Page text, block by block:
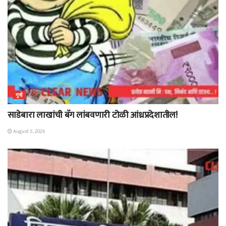
गुन्हे
साडेबारा लाखांची बॅग लांबवणारी टोळी आंध्रप्रदेशातील!
August 5, 2026